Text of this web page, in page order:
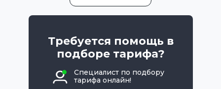
Требуется помощь в
подборе тарифа?
Специалист по подбору
тарифа онлайн!